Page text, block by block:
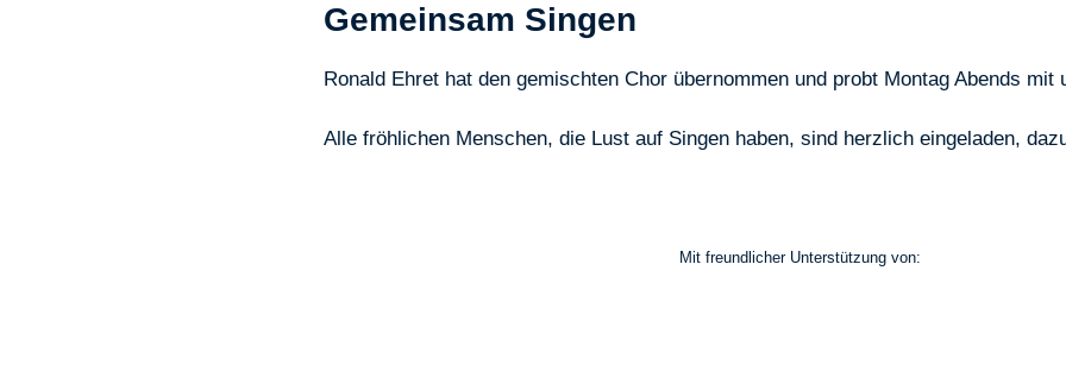
Gemeinsam Singen
Ronald Ehret hat den gemischten Chor übernommen und probt Montag Abends mit
Alle fröhlichen Menschen, die Lust auf Singen haben, sind herzlich eingeladen,
Mit freundlicher Unterstützung von: